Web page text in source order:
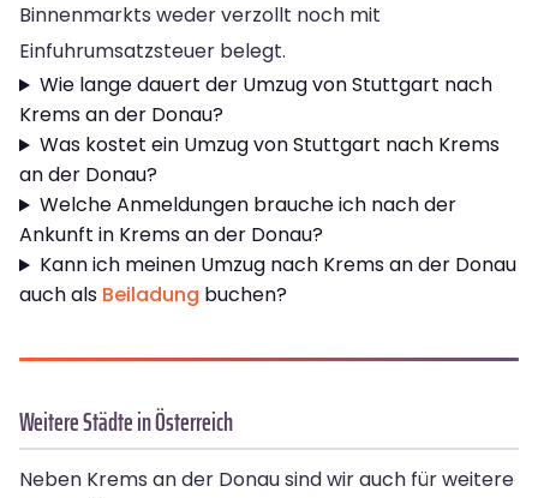
Binnenmarkts weder verzollt noch mit
Einfuhrumsatzsteuer belegt.
Wie lange dauert der Umzug von Stuttgart nach
Krems an der Donau?
Was kostet ein Umzug von Stuttgart nach Krems
an der Donau?
Welche Anmeldungen brauche ich nach der
Ankunft in Krems an der Donau?
Kann ich meinen Umzug nach Krems an der Donau
auch als Beiladung buchen?
Weitere Städte in Österreich
Neben Krems an der Donau sind wir auch für weitere